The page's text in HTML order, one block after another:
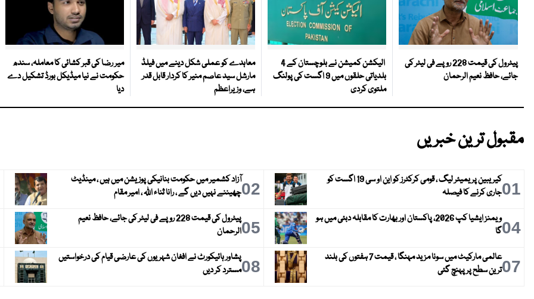
پیٹرول کی قیمت 228 روپے فی لیٹر کی
جائے، حافظ نعیم الرحمان
الیکشن کمیشن نے بلوچستان کے 4
بلدیاتی حلقوں میں 9 اگست کی پولنگ
ملتوی کردی
معاہدے کو عملی شکل دینے میں فیلڈ
مارشل سید عاصم منیر کا کردار قابل قدر
ہے، وزیراعظم
میر رضا کی قبر کشائی کا معاملہ، سندھ
حکومت نے نیا میڈیکل بورڈ تشکیل دے
دیا
مقبول ترین خبریں
01
کیریبین پریمیئر لیگ ، قومی کرکٹرز کو این او سی 19 اگست کو
جاری کرنے کا فیصلہ
02آزاد کشمیر میں حکومت بنانیکی پوزیشن میں ہیں ، مینڈیٹ
چھیننے نہیں دیں گے ، رانا ثناء اللہ ، امیر مقام
04
ویمنز ایشیا کپ 2026، پاکستان اور بھارت کا مقابلہ دبئی میں ہو
گا
05
پیٹرول کی قیمت 228 روپے فی لیٹر کی جائے، حافظ نعیم
الرحمان
07
عالمی مارکیٹ میں سونا مزید مہنگا ، قیمت 7 ہفتوں کی بلند
ترین سطح پر پہنچ گئی
08پشاور ہائیکورٹ نے افغان شہریوں کی عارضی قیام کی درخواستیں
مسترد کر دیں